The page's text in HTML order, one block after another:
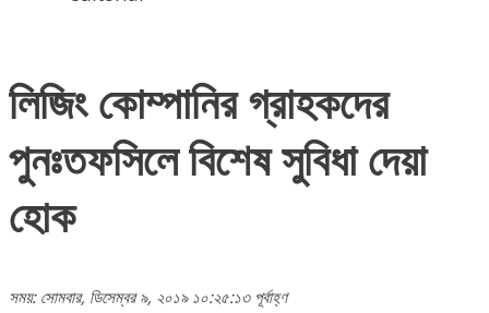
লিজিং কোম্পানির গ্রাহকদের
পুনঃতফসিলে বিশেষ সুবিধা দেয়া
হোক
সময়: সোমবার, ডিসেম্বর ৯, ২০১৯ ১০:২৫:১৩ পূর্বাহ্ণ